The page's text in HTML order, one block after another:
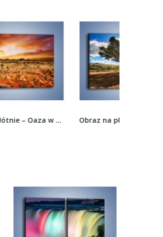
Obraz na płótnie – Cień pod rozłożystym drzewem...